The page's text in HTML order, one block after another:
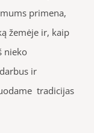
primena,
žemėje ir, kaip
nieko
ir
tradicijas